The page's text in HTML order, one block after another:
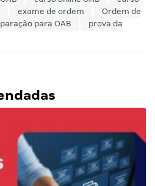
exame de ordem
Ordem de
para OAB
prova da